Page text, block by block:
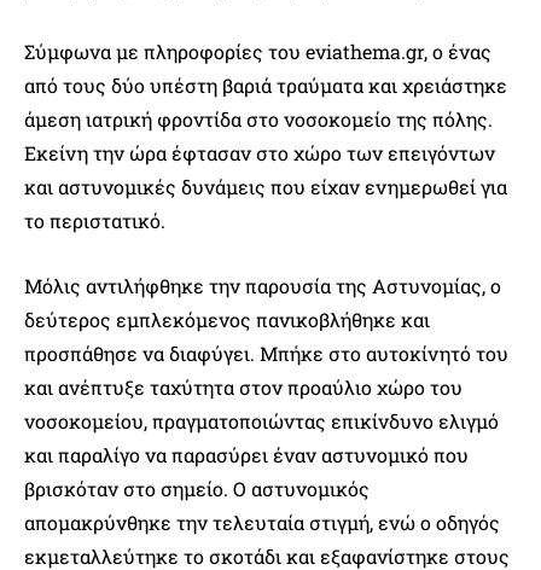
Σύμφωνα με πληροφορίες του eviathema.gr, ο ένας
από τους δύο υπέστη βαριά τραύματα και χρειάστηκε
άμεση ιατρική φροντίδα στο νοσοκομείο της πόλης.
Εκείνη την ώρα έφτασαν στο χώρο των επειγόντων
και αστυνομικές δυνάμεις που είχαν ενημερωθεί για
το περιστατικό.
Μόλις αντιλήφθηκε την παρουσία της Αστυνομίας, ο
δεύτερος εμπλεκόμενος πανικοβλήθηκε και
προσπάθησε να διαφύγει. Μπήκε στο αυτοκίνητό του
και ανέπτυξε ταχύτητα στον προαύλιο χώρο του
νοσοκομείου, πραγματοποιώντας επικίνδυνο ελιγμό
και παραλίγο να παρασύρει έναν αστυνομικό που
βρισκόταν στο σημείο. Ο αστυνομικός
απομακρύνθηκε την τελευταία στιγμή, ενώ ο οδηγός
εκμεταλλεύτηκε το σκοτάδι και εξαφανίστηκε στους